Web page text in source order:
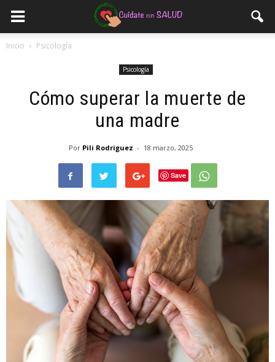
Inicio Psicología
Psicología
Cómo superar la muerte de
una madre
Por Pili Rodriguez - 18 marzo, 2025
Save